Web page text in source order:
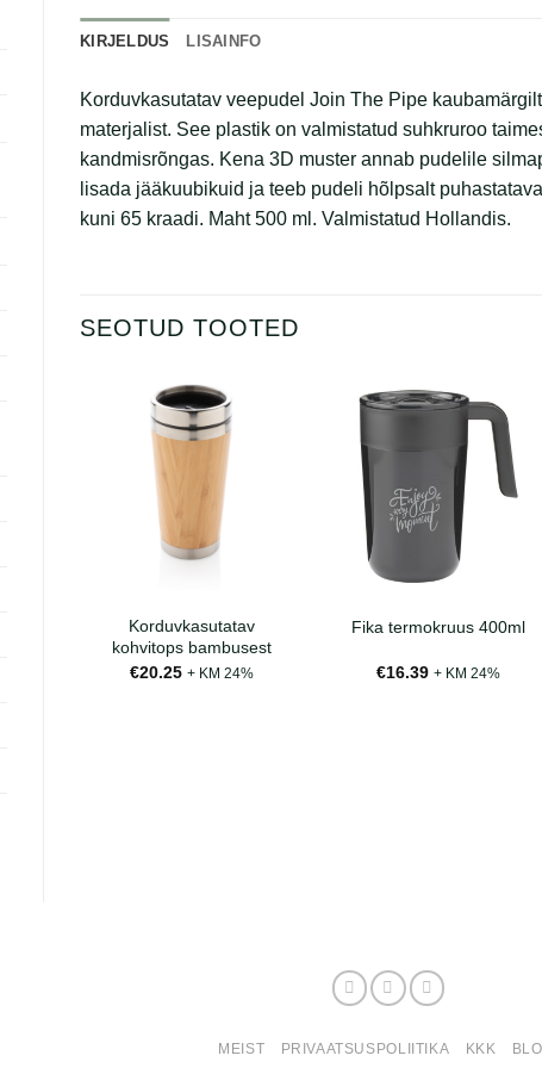
KIRJELDUS LISAINFO
Korduvkasutatav veepudel Join The Pipe
materjalist. See plastik on valmistatud suhkruroo
kandmisrõngas. Kena 3D muster annab pudelile
lisada jääkuubikuid ja teeb pudeli hõlpsalt
kuni 65 kraadi. Maht 500 ml. Valmistatud Hollandis.
SEOTUD TOOTED
Korduvkasutatav
kohvitops bambusest
€20.25 + KM 24%
Fika termokruus 400ml
€16.39 + KM 24%
MEIST PRIVAATSUSPOLIITIKA KKK